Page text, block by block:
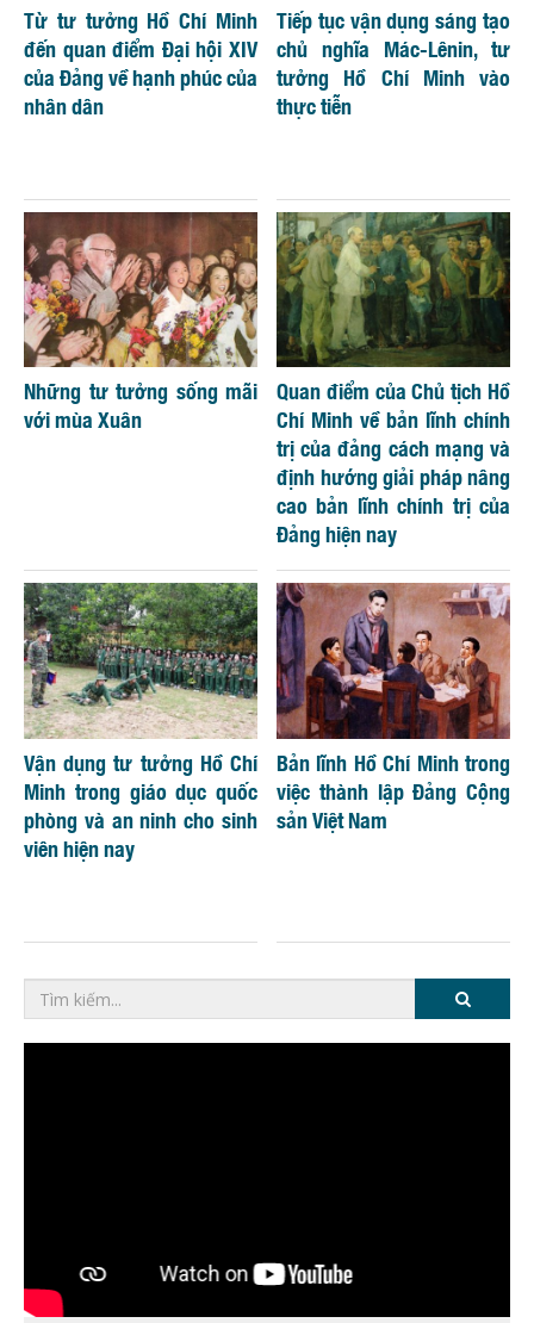
Từ tư tưởng Hồ Chí Minh
đến quan điểm Đại hội XIV
của Đảng về hạnh phúc của
nhân dân
Tiếp tục vận dụng sáng tạo
chủ nghĩa Mác-Lênin, tư
tưởng Hồ Chí Minh vào
thực tiễn
Những tư tưởng sống mãi
với mùa Xuân
Quan điểm của Chủ tịch Hồ
Chí Minh về bản lĩnh chính
trị của đảng cách mạng và
định hướng giải pháp nâng
cao bản lĩnh chính trị của
Đảng hiện nay
Vận dụng tư tưởng Hồ Chí
Minh trong giáo dục quốc
phòng và an ninh cho sinh
viên hiện nay
Bản lĩnh Hồ Chí Minh trong
việc thành lập Đảng Cộng
sản Việt Nam